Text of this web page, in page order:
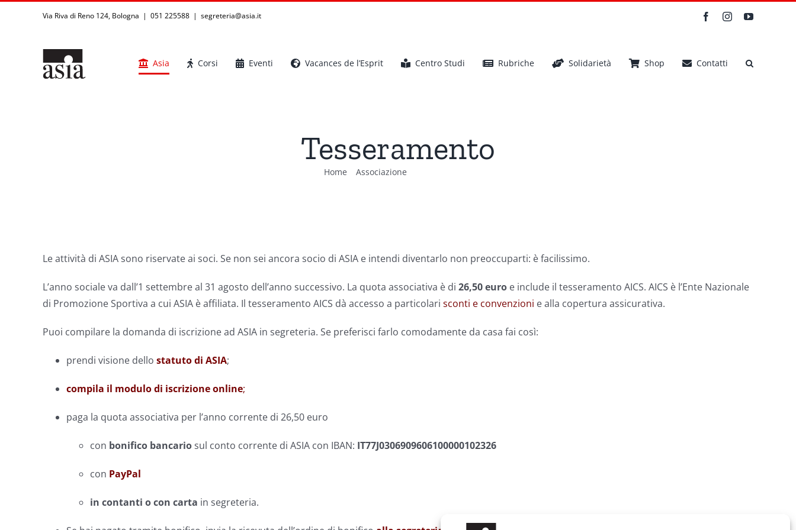
Via Riva di Reno 124, Bologna | 051 225588 | segreteria@asia.it FacebookInstagramYouTube
Asia Corsi Eventi Vacances de l’Esprit Centro Studi Rubriche Solidarietà Shop Contatti
Tesseramento
Home Associazione
Le attività di ASIA sono riservate ai soci. Se non sei ancora socio di ASIA e intendi diventarlo non preoccuparti: è facilissimo.
L’anno sociale va dall’1 settembre al 31 agosto dell’anno successivo. La quota associativa è di 26,50 euroe include il tesseramento AICS. AICS è l’Ente Nazionale
di Promozione Sportiva a cui ASIA è affiliata. Il tesseramento AICS dà accesso a particolari sconti e convenzioni e alla copertura assicurativa.
Puoi compilare la domanda di iscrizione ad ASIA in segreteria. Se preferisci farlo comodamente da casa fai così:
prendi visione dello statuto di ASIA;
compila il modulo di iscrizione online;
paga la quota associativa per l’anno corrente di 26,50 euro
con bonifico bancariosul conto corrente di ASIA con IBAN: IT77J0306909606100000102326
con PayPal
in contanti o con carta in segreteria.